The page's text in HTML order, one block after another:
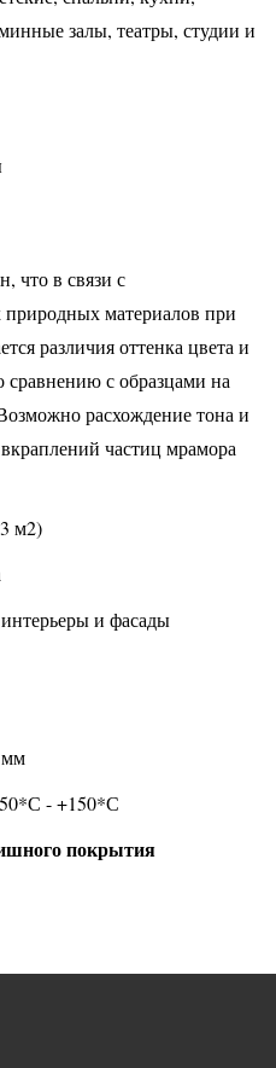
залы, театры, студии и
что в связи с
материалов при
различия оттенка цвета и
сравнению с образцами на
расхождение тона и
частиц мрамора
м2)
и фасады
мм
50*С - +150*С
покрытия